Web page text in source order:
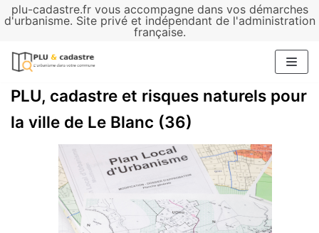
plu-cadastre.fr vous accompagne dans vos démarches
d'urbanisme. Site privé et indépendant de l'administration
française.
Aller
contenu
PLU, cadastre et risques naturels pour
la ville de Le Blanc (36)